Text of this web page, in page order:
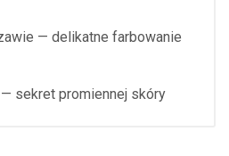
— delikatne farbowanie
sekret promiennej skóry